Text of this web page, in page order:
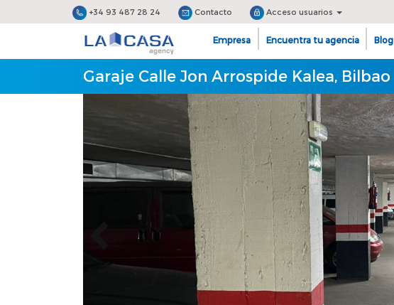
+34 93 487 28 24 Contacto Acceso usuarios
Empresa Encuentra tu agencia Blog
Garaje Calle Jon Arrospide Kalea, Bilbao